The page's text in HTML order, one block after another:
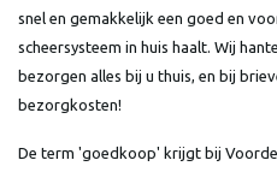
snel en gemakkelijk een goed en
scheersysteem in huis haalt. Wij
bezorgen alles bij u thuis, en bij
bezorgkosten!
De term 'goedkoop' krijgt bij